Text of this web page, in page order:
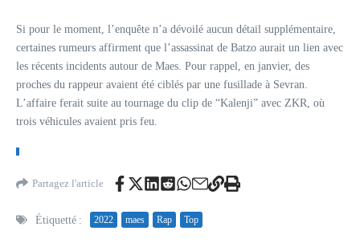
Si pour le moment, l’enquête n’a dévoilé aucun détail supplémentaire,
certaines rumeurs affirment que l’assassinat de Batzo aurait un lien avec
les récents incidents autour de Maes. Pour rappel, en janvier, des
proches du rappeur avaient été ciblés par une fusillade à Sevran.
L’affaire ferait suite au tournage du clip de “Kalenji” avec ZKR, où
trois véhicules avaient pris feu.
Partagez l'article
Étiquetté : 2022 maes Rap Top